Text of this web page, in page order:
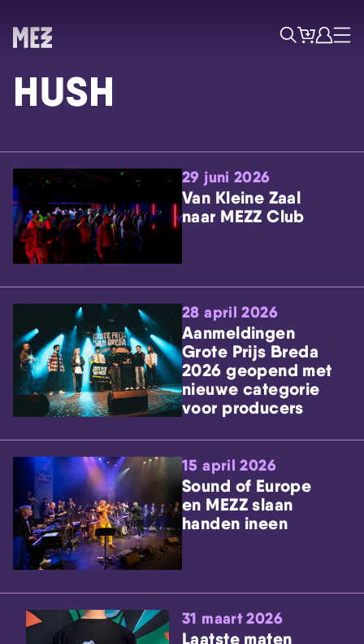
Skip navigatie
ZoekTicketsAccount
Menu
HUSH
29 juni 2026
Van Kleine Zaal
naar MEZZ Club
28 april 2026
Aanmeldingen
Grote Prijs Breda
2026 geopend met
nieuwe categorie
voor producers
15 april 2026
Sound of Europe
en MEZZ slaan
handen ineen
31 maart 2026
Laatste maten